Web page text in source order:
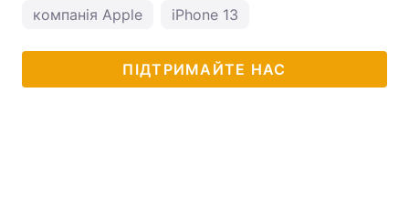
компанія Apple iPhone 13
ПІДТРИМАЙТЕ НАС